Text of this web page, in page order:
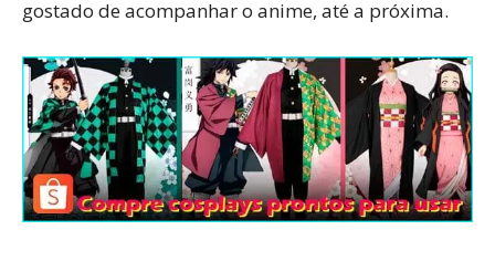
gostado de acompanhar o anime, até a próxima.